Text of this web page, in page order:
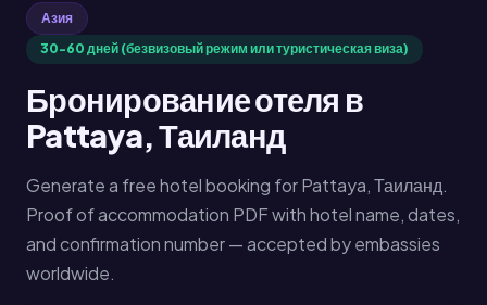
Азия
30-60 дней (безвизовый режим или туристическая виза)
Бронирование отеля в
Pattaya, Таиланд
Generate a free hotel booking for Pattaya, Таиланд.
Proof of accommodation PDF with hotel name, dates,
and confirmation number — accepted by embassies
worldwide.